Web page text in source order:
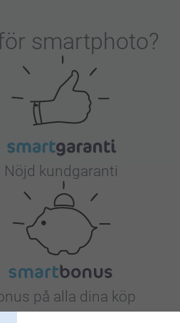
smartphoto?
Nöjd kundgaranti
på alla dina köp